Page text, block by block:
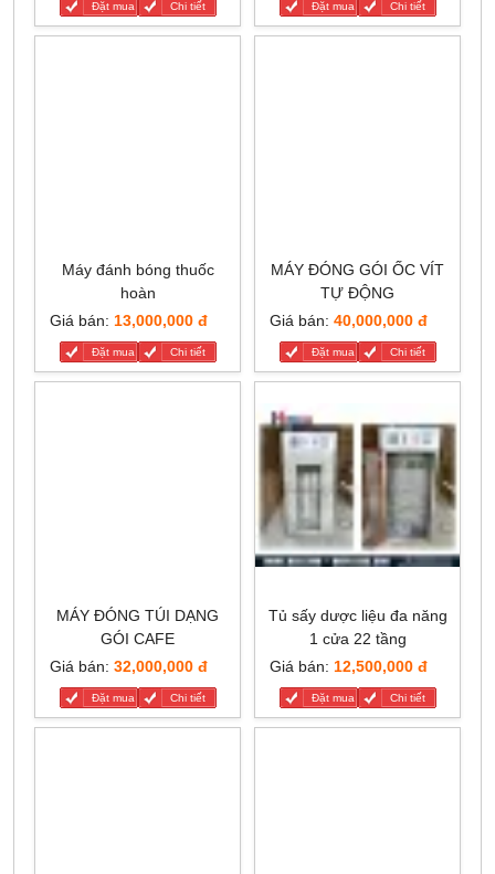
Đặt mua Chi tiết Đặt mua Chi tiết
Máy đánh bóng thuốc
hoàn
Giá bán: 13,000,000 đ
Đặt mua Chi tiết
MÁY ĐÓNG GÓI ỐC VÍT
TỰ ĐỘNG
Giá bán: 40,000,000 đ
Đặt mua Chi tiết
MÁY ĐÓNG TÚI DẠNG
GÓI CAFE
Giá bán: 32,000,000 đ
Đặt mua Chi tiết
Tủ sấy dược liệu đa năng
1 cửa 22 tầng
Giá bán: 12,500,000 đ
Đặt mua Chi tiết